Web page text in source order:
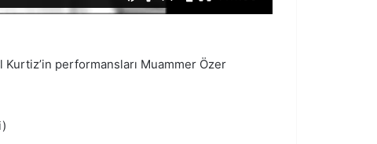
Kurtiz’in performansları Muammer Özer